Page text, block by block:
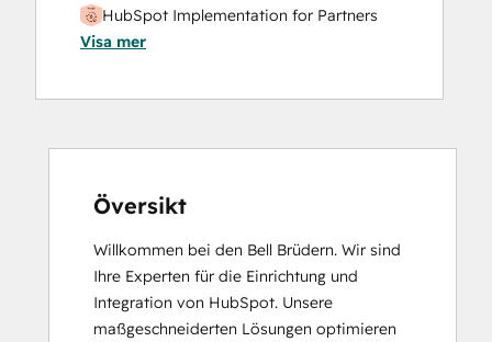
HubSpot Implementation for Partners
HubSpot Sales Software
Inbound
Service Hub Software
Visa mer
Översikt
Willkommen bei den Bell Brüdern. Wir sind
Ihre Experten für die Einrichtung und
Integration von HubSpot. Unsere
maßgeschneiderten Lösungen optimieren